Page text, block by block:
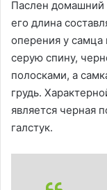
Паслен домашний
его длина
оперения у самца
серую спину,
полосками, а
грудь.
является черная
галстук.